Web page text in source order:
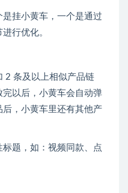
挂小黄车，一个是通过
行优化。
2 条及以上相似产品链
以后，小黄车会自动弹
，小黄车里还有其他产
题，如：视频同款、点